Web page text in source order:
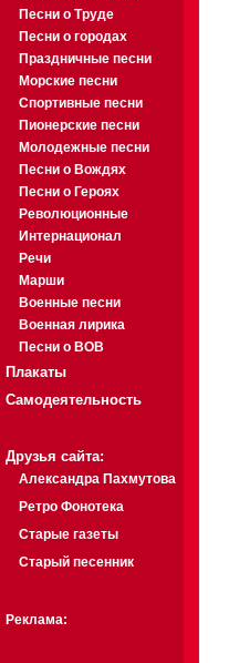
Песни о Труде
Песни о городах
Праздничные песни
Морские песни
Спортивные песни
Пионерские песни
Молодежные песни
Песни о Вождях
Песни о Героях
Революционные
Интернационал
Речи
Марши
Военные песни
Военная лирика
Песни о ВОВ
Плакаты
Самодеятельность
Друзья сайта:
Александра Пахмутова
Ретро Фонотека
Старые газеты
Старый песенник
Реклама: